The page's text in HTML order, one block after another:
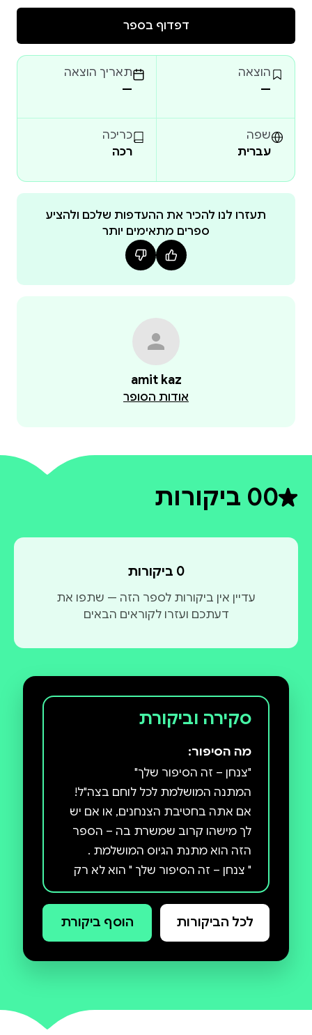
הספר מיועד לא רק לחיילים צעירים שמתכננים את הגיוס,
במערכת וזקוק לרגע של שקט, בהרהור על הדרך שעבר.
כל שאלה בספר מעוררת תחושות עמוקות, ממחישה את
אם אתם מחפשים מתנה שתלווה את הלוחם לאורך
השירות ותשמור את הסיפור שלו לנצח – הספר הזה הוא
הבחירה הנכונה .
דפדוף בספר
הוצאה
—
תאריך הוצאה
—
שפה
עברית
כריכה
רכה
תעזרו לנו להכיר את ההעדפות שלכם ולהציע
ספרים מתאימים יותר
amit kaz
אודות הסופר
0דירוג ממוצע 0 מתוך 5
0 ביקורות
0 ביקורות
עדיין אין ביקורות לספר הזה — שתפו את
דעתכם ועזרו לקוראים הבאים
סקירה וביקורת
מה הסיפור:
אם אתה בחטיבת הצנחנים, או אם יש
לך מישהו קרוב שמשרת בה – הספר
" צנחן – זה הסיפור שלך " הוא לא רק
ספר – זו חוויה אישית ומרגשת המלווה
את הלוחם מתחילת שירותו ועד
בצה"ל. כל עמוד בספר מעורר
לכל הביקורות הוסף ביקורת